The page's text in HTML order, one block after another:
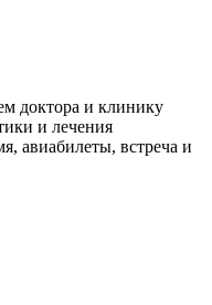
доктора и клинику
и лечения
авиабилеты, встреча и